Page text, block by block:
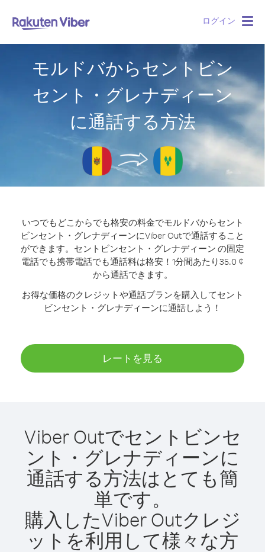
ログイン
モルドバからセントビン
セント・グレナディーン
に通話する方法
いつでもどこからでも格安の料金でモルドバからセント
ビンセント・グレナディーンにViber Outで通話すること
ができます。 セントビンセント・グレナディーン の固定
電話でも携帯電話でも通話料は格安！1分間あたり35.0 ¢
から通話できます。
お得な価格のクレジットや通話プランを購入してセント
ビンセント・グレナディーンに通話しよう！
レートを見る
Viber Outでセントビンセ
ント・グレナディーンに
通話する方法はとても簡
単です。
購入したViber Outクレジ
ットを利用して様々な方